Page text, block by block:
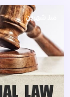
منذ شهرين